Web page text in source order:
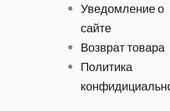
Уведомление о
сайте
Возврат товара
Политика